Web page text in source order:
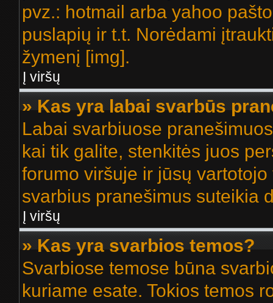
pvz.: hotmail arba yahoo
puslapių ir t.t. Norėdami
žymenį [img].
Į viršų
» Kas yra labai svarbūs
Labai svarbiuose
kai tik galite, stenkitės juos
forumo viršuje ir jūsų
svarbius pranešimus suteikia
Į viršų
» Kas yra svarbios temos?
Svarbiose temose būna
kuriame esate. Tokios temos